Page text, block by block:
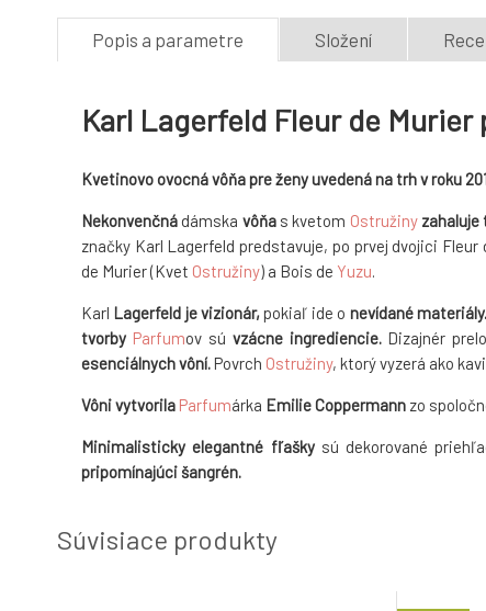
Popis a parametre Složení
Karl Lagerfeld Fleur de Murier
Kvetinovo ovocná vôňa pre ženy uvedená na trh v roku
Nekonvenčná dámska vôňas kvetom Ostružiny zahaluje
značky Karl Lagerfeld predstavuje, po prvej dvojici Fleur
de Murier (Kvet Ostružiny) a Bois de Yuzu.
Karl Lagerfeld jevizionár,pokiaľ ide o nevídanémateriály.
tvorby Parfumov sú vzácne ingrediencie.Dizajnér
esenciálnych vôní.Povrch Ostružiny, ktorý vyzerá ako
Vôni vytvorila Parfumárka Emilie Coppermann zo
Minimalisticky elegantné fľaškysú dekorované
pripomínajúci šangrén.
Súvisiace produkty